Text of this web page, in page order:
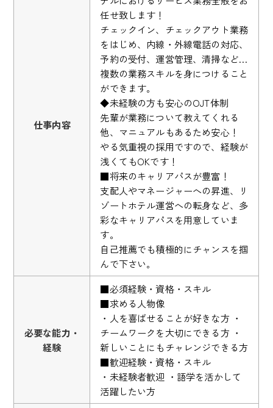
仕事内容
任せ致します！
チェックイン、チェックアウト業務
をはじめ、内線・外線電話の対応、
予約の受付、運営管理、清掃など…
複数の業務スキルを身につけること
ができます。
◆未経験の方も安心のOJT体制
先輩が業務について教えてくれる
他、マニュアルもあるため安心！
やる気重視の採用ですので、経験が
浅くてもOKです！
■将来のキャリアパスが豊富！
支配人やマネージャーへの昇進、リ
ゾートホテル運営への転身など、多
彩なキャリアパスを用意していま
す。
自己推薦でも積極的にチャンスを掴
んで下さい。
必要な能力・
経験
■必須経験・資格・スキル
■求める人物像
・人を喜ばせることが好きな方 ・
チームワークを大切にできる方 ・
新しいことにもチャレンジできる方
■歓迎経験・資格・スキル
・未経験者歓迎 ・語学を活かして
活躍したい方